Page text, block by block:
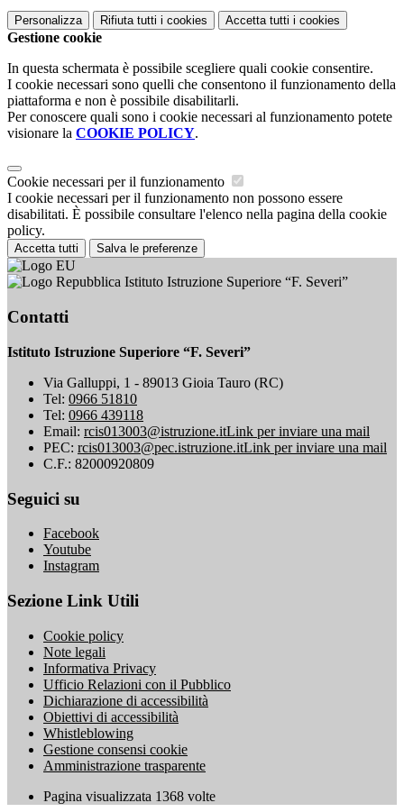
Personalizza Rifiuta tutti i cookies Accetta tutti i cookies
Gestione cookie
In questa schermata è possibile scegliere quali cookie consentire.
I cookie necessari sono quelli che consentono il funzionamento della
piattaforma e non è possibile disabilitarli.
Per conoscere quali sono i cookie necessari al funzionamento potete
visionare la COOKIE POLICY.
Cookie necessari per il funzionamento
I cookie necessari per il funzionamento non possono essere
disabilitati. È possibile consultare l'elenco nella pagina della cookie
policy.
Accetta tutti Salva le preferenze
Istituto Istruzione Superiore “F. Severi”
Contatti
Istituto Istruzione Superiore “F. Severi”
Via Galluppi, 1 - 89013 Gioia Tauro (RC)
Tel: 0966 51810
Tel: 0966 439118
Email: rcis013003@istruzione.itLink per inviare una mail
PEC: rcis013003@pec.istruzione.itLink per inviare una mail
C.F.: 82000920809
Seguici su
Facebook
Youtube
Instagram
Sezione Link Utili
Cookie policy
Note legali
Informativa Privacy
Ufficio Relazioni con il Pubblico
Dichiarazione di accessibilità
Obiettivi di accessibilità
Whistleblowing
Gestione consensi cookie
Amministrazione trasparente
Pagina visualizzata 1368 volte